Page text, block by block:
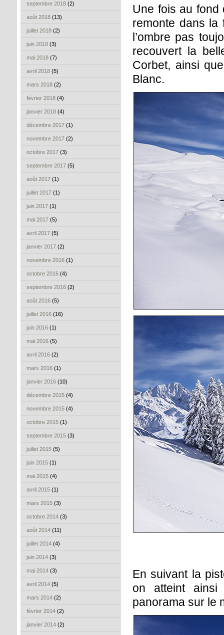
septembre 2018 (2)
août 2018 (13)
juillet 2018 (2)
juin 2018 (3)
mai 2018 (7)
avril 2018 (5)
mars 2018 (2)
février 2018 (4)
janvier 2018 (4)
décembre 2017 (1)
novembre 2017 (2)
octobre 2017 (3)
septembre 2017 (5)
août 2017 (1)
juillet 2017 (1)
juin 2017 (1)
mai 2017 (5)
avril 2017 (5)
janvier 2017 (2)
novembre 2016 (1)
octobre 2016 (4)
septembre 2016 (2)
août 2016 (5)
juillet 2016 (16)
juin 2016 (1)
mai 2016 (5)
avril 2016 (2)
mars 2016 (1)
janvier 2016 (10)
décembre 2015 (4)
novembre 2015 (4)
octobre 2015 (1)
septembre 2015 (3)
juillet 2015 (5)
juin 2015 (1)
mai 2015 (4)
avril 2015 (1)
mars 2015 (3)
octobre 2014 (3)
août 2014 (11)
juillet 2014 (4)
juin 2014 (3)
mai 2014 (3)
avril 2014 (5)
mars 2014 (2)
février 2014 (2)
janvier 2014 (2)
Une fois au fond
remonte dans la
l’ombre pas
recouvert la
Corbet, ainsi
Blanc.
En suivant la
on atteint ainsi
panorama sur le